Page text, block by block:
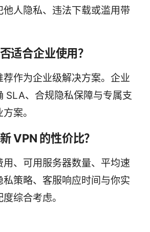
他人隐私、违法下载或滥用带
适合企业使用？
荐作为企业级解决方案。企业
SLA、合规隐私保障与专属支
案。
VPN 的性价比？
用、可用服务器数量、平均速
私策略、客服响应时间与你实
综合考虑。